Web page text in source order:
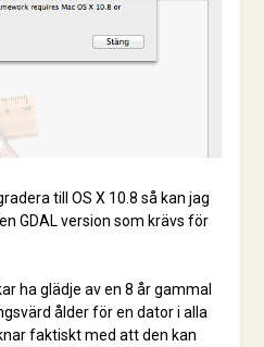
till OS X 10.8 så kan jag
GDAL version som krävs för
ha glädje av en 8 år gammal
ålder för en dator i alla
faktiskt med att den kan